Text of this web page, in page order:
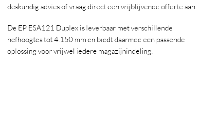
deskundig advies of vraag direct een vrijblijvende offerte aan.
De EP ESA121 Duplex is leverbaar met verschillende
hefhoogtes tot 4.150 mm en biedt daarmee een passende
oplossing voor vrijwel iedere magazijnindeling.